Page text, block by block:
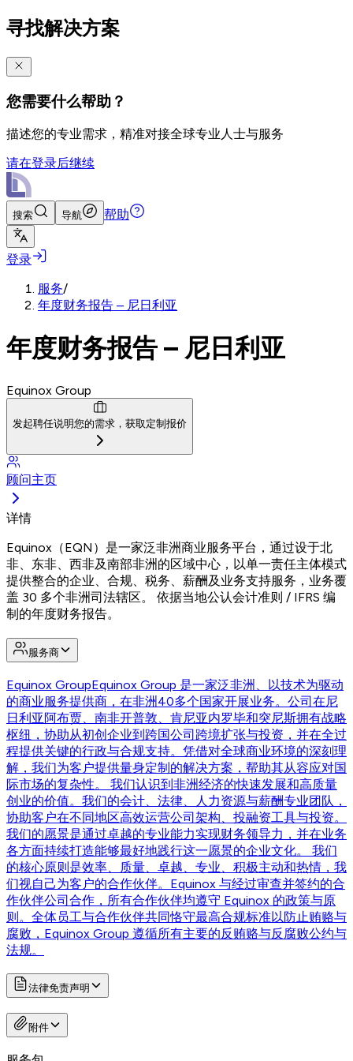
寻找解决方案
您需要什么帮助？
描述您的专业需求，精准对接全球专业人士与服务
请在登录后继续
搜索 导航 帮助
登录
服务/
年度财务报告 – 尼日利亚
年度财务报告 – 尼日利亚
Equinox Group
发起聘任说明您的需求，获取定制报价
顾问主页
详情
Equinox（EQN）是一家泛非洲商业服务平台，通过设于北
非、东非、西非及南部非洲的区域中心，以单一责任主体模式
提供整合的企业、合规、税务、薪酬及业务支持服务，业务覆
盖 30 多个非洲司法辖区。 依据当地公认会计准则 / IFRS 编
制的年度财务报告。
服务商
Equinox GroupEquinox Group 是一家泛非洲、以技术为驱动
的商业服务提供商，在非洲40多个国家开展业务。公司在尼
日利亚阿布贾、南非开普敦、肯尼亚内罗毕和突尼斯拥有战略
枢纽，协助从初创企业到跨国公司跨境扩张与投资，并在全过
程提供关键的行政与合规支持。凭借对全球商业环境的深刻理
解，我们为客户提供量身定制的解决方案，帮助其从容应对国
际市场的复杂性。 我们认识到非洲经济的快速发展和高质量
创业的价值。我们的会计、法律、人力资源与薪酬专业团队，
协助客户在不同地区高效运营公司架构、投融资工具与投资。
我们的愿景是通过卓越的专业能力实现财务领导力，并在业务
各方面持续打造能够最好地践行这一愿景的企业文化。 我们
的核心原则是效率、质量、卓越、专业、积极主动和热情，我
们视自己为客户的合作伙伴。Equinox 与经过审查并签约的合
作伙伴公司合作，所有合作伙伴均遵守 Equinox 的政策与原
则。全体员工与合作伙伴共同恪守最高合规标准以防止贿赂与
腐败，Equinox Group 遵循所有主要的反贿赂与反腐败公约与
法规。
法律免责声明
附件